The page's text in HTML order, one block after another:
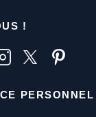
!
PERSONNEL